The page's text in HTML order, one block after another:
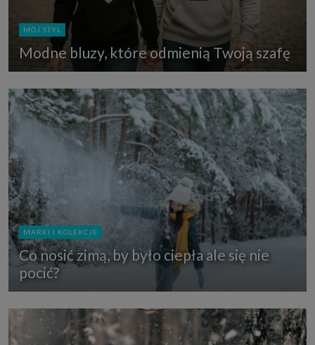
MÓJ STYL
Modne bluzy, które odmienią Twoją szafę
MARKI I KOLEKCJE
Co nosić zimą, by było ciepła ale się nie
pocić?